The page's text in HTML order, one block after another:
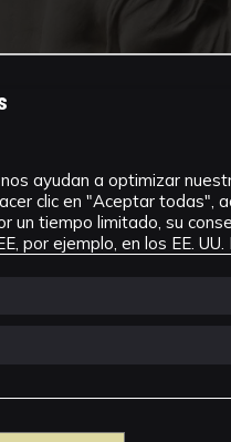
ayudan a optimizar
clic en "Aceptar
un tiempo limitado, su
por ejemplo, en los EE. UU.